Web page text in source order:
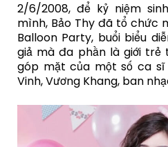
2/6/2008, để kỷ niệm
mình, Bảo Thy đã tổ chức
Balloon Party, buổi biểu
giả mà đa phần là giới
góp mặt của một số ca sĩ
Vinh, Vương Khang, ban